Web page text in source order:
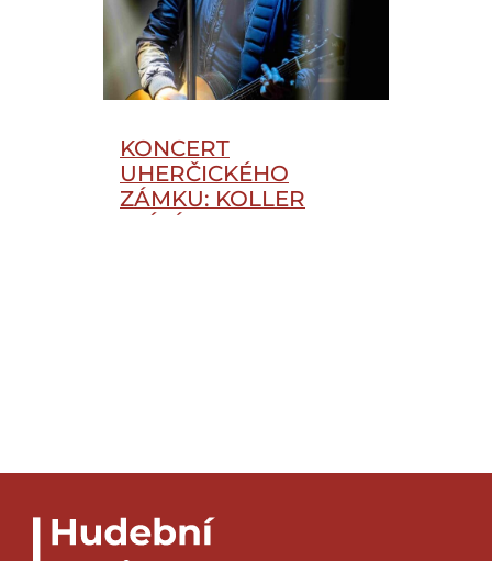
KONCERT
UHERČICKÉHO
ZÁMKU: KOLLER
ZPÍVÁ KRYLA